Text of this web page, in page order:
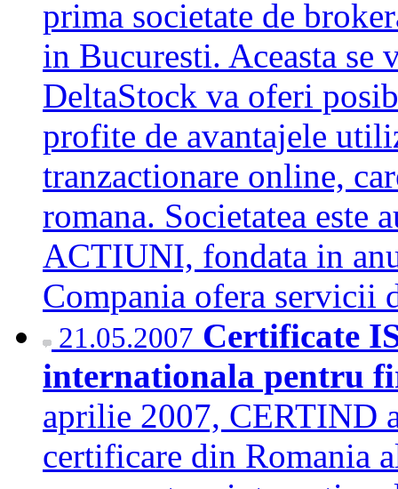
prima societate de
in Bucuresti. Aceasta se
DeltaStock va oferi
profite de avantajele
tranzactionare online,
romana. Societatea este
ACTIUNI, fondata in
Compania ofera
21.05.2007 Certificate
internationala pentru
aprilie 2007, CERTIND
certificare din Romania